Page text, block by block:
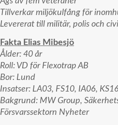
Tillverkar miljökulfång för
Levererat till militär, polis och
Fakta Elias Mibesjö
Ålder: 40 år
Roll: VD för Flexotrap AB
Bor: Lund
Insatser: LA03, FS10, IA06,
Bakgrund: MW Group,
Försvarssektorn Nyheter